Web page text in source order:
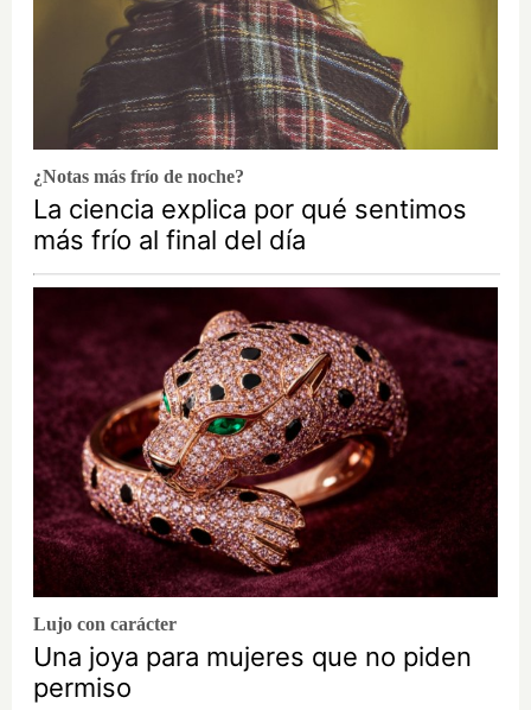
¿Notas más frío de noche?
La ciencia explica por qué sentimos
más frío al final del día
Lujo con carácter
Una joya para mujeres que no piden
permiso